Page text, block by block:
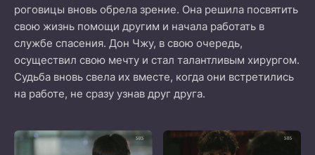
роговицы вновь обрела зрение. Она решила посвятить
свою жизнь помощи другим и начала работать в
службе спасения. Дон Чжу, в свою очередь,
осуществил свою мечту и стал талантливым хирургом.
Судьба вновь свела их вместе, когда они встретились
на работе, не сразу узнав друг друга.